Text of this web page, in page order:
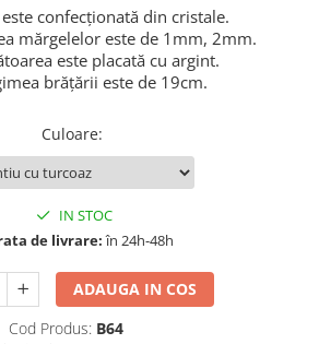
confecționată din cristale.
mărgelelor este de 1mm, 2mm.
este placată cu argint.
brățării este de 19cm.
Culoare:
IN STOC
de livrare:în 24h-48h
ADAUGA IN COS
Cod Produs: B64